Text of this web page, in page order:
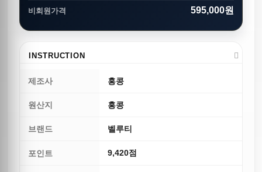
비회원가격 595,000원
INSTRUCTION
제조사 홍콩
원산지 홍콩
브랜드 벨루티
포인트 9,420점